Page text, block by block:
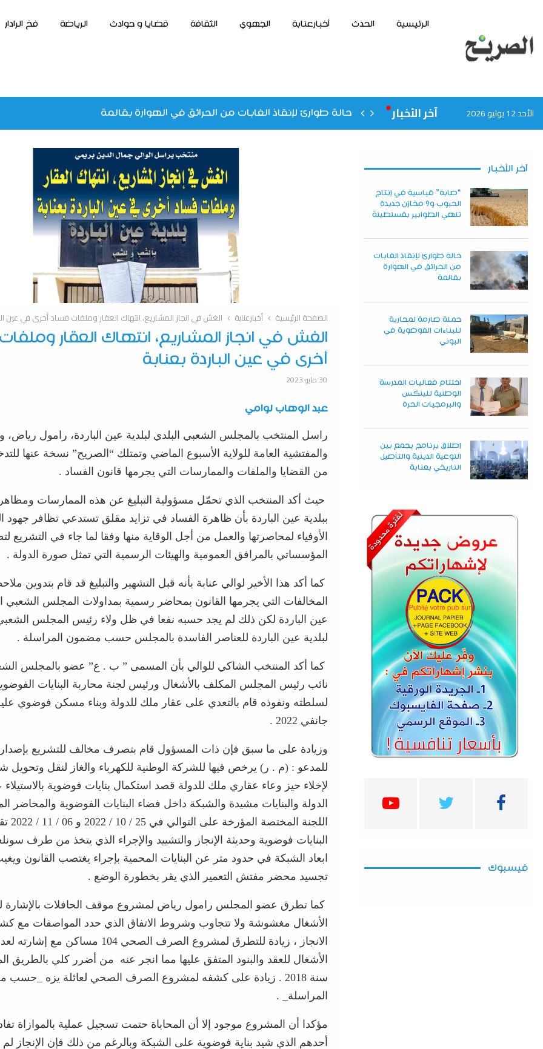
الرئيسية الحدث أخبارعنابة الجهوي الثقافة قضايا و حوادث الرياضة فخ الرادار
الأحد 12 يوليو 2026 آخر الأخبار حالة طوارئ لإنقاذ الغابات من الحرائق في الهوارة بقالمة
الصفحة الرئيسية أخبارعنابة الغش في انجاز المشاريع، انتهاك العقار وملفات فساد أخرى في عين
الغش في انجاز المشاريع، انتهاك العقار
أخرى في عين الباردة بعنابة
30 مايو 2023
عبد الوهاب لوامي
راسل المنتخب بالمجلس الشعبي البلدي لبلدية عين الباردة، رامول رياض،
والمفتشية العامة للولاية الأسبوع الماضي وتمتلك “الصريح” نسخة عنها
من القضايا والملفات والممارسات التي يجرمها قانون الفساد .
حيث أكد المنتخب الذي تحمّل مسؤولية التبليغ عن هذه الممارسات
ببلدية عين الباردة بأن ظاهرة الفساد في تزايد مقلق تستدعي تظافر جهود
الأوفياء لمحاصرتها والعمل من أجل الوقاية منها وفقا لما جاء في التشريع
المؤسساتي بالمرافق العمومية والهيئات الرسمية التي تمثل صورة الدولة .
كما أكد هذا الأخير لوالي عنابة بأنه قبل التشهير والتبليغ قد قام بتدوين
المخالفات التي يجرمها القانون بمحاضر رسمية بمداولات المجلس الشعبي
عين الباردة لكن ذلك لم يجد حسبه نفعا في ظل ولاء رئيس المجلس
لبلدية عين الباردة للعناصر الفاسدة بالمجلس حسب مضمون المراسلة .
كما أكد المنتخب الشاكي للوالي بأن المسمى ” ب . ع” عضو بالمجلس
نائب رئيس المجلس المكلف بالأشغال ورئيس لجنة محاربة البنايات
لسلطته ونفوذه قام بالتعدي على عقار ملك للدولة وبناء مسكن فوضوي
جانفي 2022 .
وزيادة على ما سبق فإن ذات المسؤول قام بتصرف مخالف للتشريع
للمدعو : (م . ر) يرخص فيها للشركة الوطنية للكهرباء والغاز لنقل وتحويل
لإخلاء حيز وعاء عقاري ملك للدولة قصد استكمال بنايات فوضوية
الدولة والبنايات مشيدة والشبكة داخل فضاء البنايات الفوضوية والمحاضر
اللجنة
البنايات فوضوية وحديثة الإنجاز والتشييد والإجراء الذي يتخذ من طرف
ابعاد الشبكة في حدود متر عن البنايات المحمية بإجراء يغتصب القانون
تجسيد محضر مفتش التعمير الذي يقر بخطورة الوضع .
كما تطرق عضو المجلس رامول رياض لمشروع موقف الحافلات بالإشارة
الأشغال مغشوشة ولا تتجاوب وشروط الاتفاق الذي حدد المواصفات مع
الانجاز ، زيادة للتطرق لمشروع الصرف الصحي 104
الأشغال للعقد والبنود المتفق عليها مما انجر عنه من أضرر كلي بالطريق
سنة 2018 . زيادة على كشفه لمشروع الصرف الصحي لعائلة يزه
المراسلة_ .
مؤكدا أن المشروع موجود إلا أن المحاباة حتمت تسجيل عملية بالموازاة
أحدهم الذي شيد بناية فوضوية على الشبكة وبالرغم من ذلك فإن الإنجاز لم
آخر الأخبار
“صابة” قياسية في إنتاج
الحبوب و9 مخازن جديدة
تنهي الطوابير بقسنطينة
حالة طوارئ لإنقاذ الغابات
من الحرائق في الهوارة
بقالمة
حملة صارمة لمحاربة
للبناءات الفوضوية في
البوني
اختتام فعاليات المدرسة
الوطنية للينكس
والبرمجيات الحرة
إطلاق برنامج يجمع بين
التوعية الدينية والتأصيل
التاريخي بعنابة
فيسبوك